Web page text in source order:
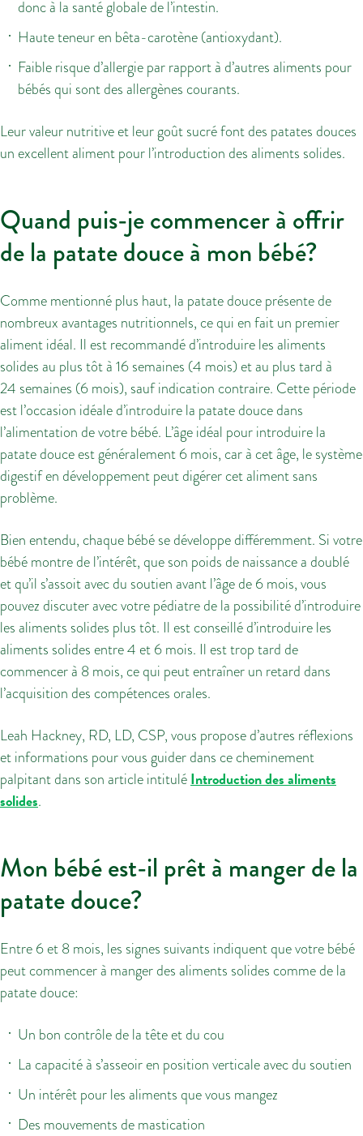
donc à la santé globale de l’intestin.
Haute teneur en bêta-carotène (antioxydant).
Faible risque d’allergie par rapport à d’autres aliments pour
bébés qui sont des allergènes courants.
Leur valeur nutritive et leur goût sucré font des patates douces
un excellent aliment pour l’introduction des aliments solides.
Quand puis-je commencer à offrir
de la patate douce à mon bébé?
Comme mentionné plus haut, la patate douce présente de
nombreux avantages nutritionnels, ce qui en fait un premier
aliment idéal. Il est recommandé d’introduire les aliments
solides au plus tôt à 16 semaines (4 mois) et au plus tard à
24 semaines (6 mois), sauf indication contraire. Cette période
est l’occasion idéale d’introduire la patate douce dans
l’alimentation de votre bébé. L’âge idéal pour introduire la
patate douce est généralement 6 mois, car à cet âge, le système
digestif en développement peut digérer cet aliment sans
problème.
Bien entendu, chaque bébé se développe différemment. Si votre
bébé montre de l’intérêt, que son poids de naissance a doublé
et qu’il s’assoit avec du soutien avant l’âge de 6 mois, vous
pouvez discuter avec votre pédiatre de la possibilité d’introduire
les aliments solides plus tôt. Il est conseillé d’introduire les
aliments solides entre 4 et 6 mois. Il est trop tard de
commencer à 8 mois, ce qui peut entraîner un retard dans
l’acquisition des compétences orales.
Leah Hackney, RD, LD, CSP, vous propose d’autres réflexions
et informations pour vous guider dans ce cheminement
palpitant dans son article intitulé Introduction des aliments
solides.
Mon bébé est-il prêt à manger de la
patate douce?
Entre 6 et 8 mois, les signes suivants indiquent que votre bébé
peut commencer à manger des aliments solides comme de la
patate douce:
Un bon contrôle de la tête et du cou
La capacité à s’asseoir en position verticale avec du soutien
Un intérêt pour les aliments que vous mangez
Des mouvements de mastication